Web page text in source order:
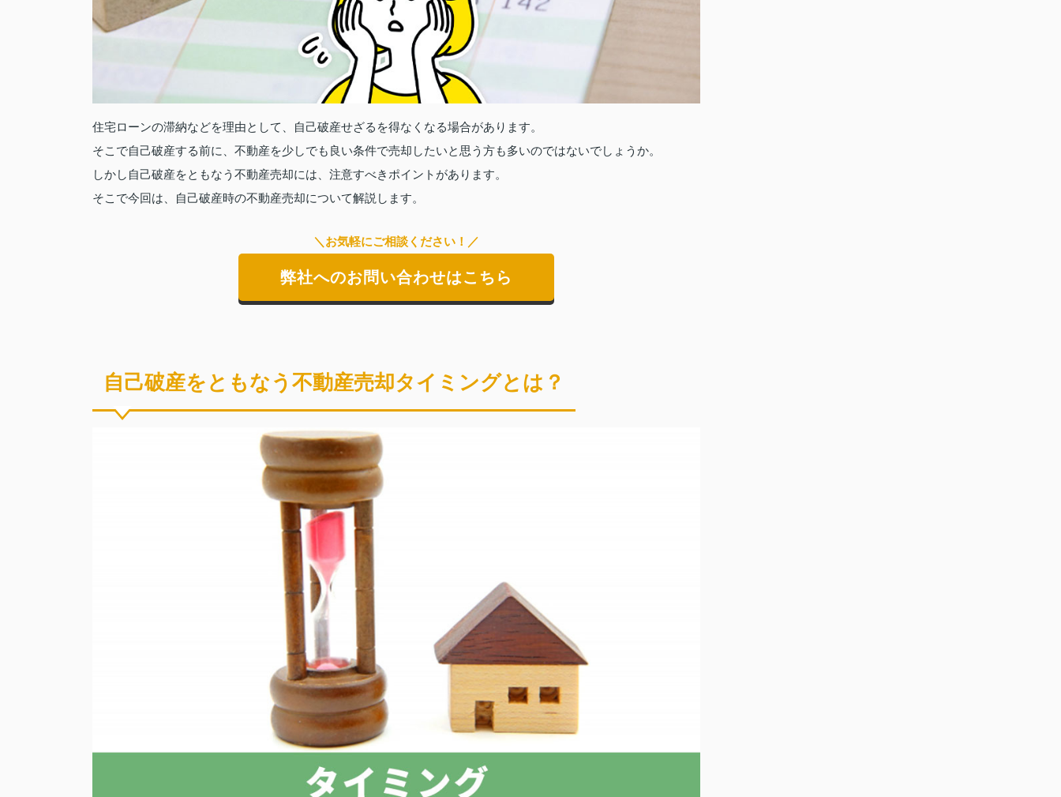
住宅ローンの滞納などを理由として、自己破産せざるを得なくなる場合があります。
そこで自己破産する前に、不動産を少しでも良い条件で売却したいと思う方も多いのではないでしょうか。
しかし自己破産をともなう不動産売却には、注意すべきポイントがあります。
そこで今回は、自己破産時の不動産売却について解説します。
＼お気軽にご相談ください！／
弊社へのお問い合わせはこちら
自己破産をともなう不動産売却タイミングとは？